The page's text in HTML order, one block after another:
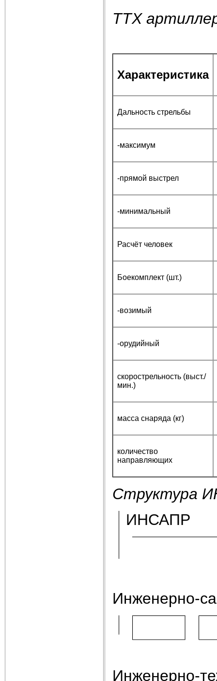
ТТХ
Характеристика
Дальность стрельбы
-максимум
-прямой выстрел
-минимальный
Расчёт человек
Боекомплект (шт.)
-возимый
-орудийный
скорострельность (выст./
мин.)
масса снаряда (кг)
количество
направляющих
Структура
ИНСАПР
Инженерно-
Инженерно-